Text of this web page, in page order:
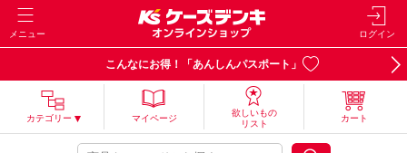
メニュー ログイン
こんなにお得！「あんしんパスポート」
カテゴリー マイページ
欲しいもの
リスト
カート